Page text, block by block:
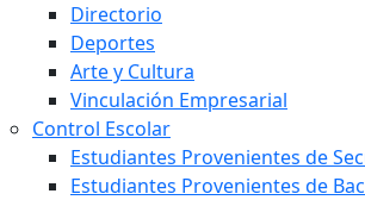
Directorio
Deportes
Arte y Cultura
Vinculación Empresarial
Control Escolar
Estudiantes Provenientes de
Estudiantes Provenientes de